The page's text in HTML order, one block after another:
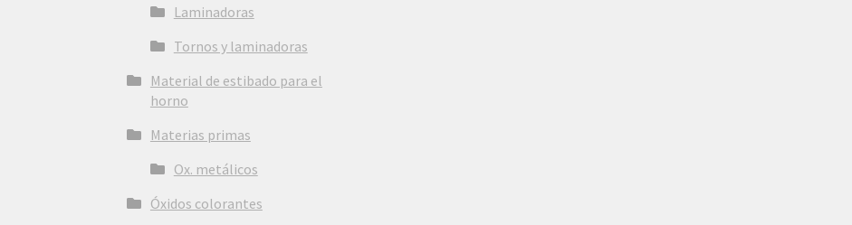
Laminadoras
Tornos y laminadoras
Material de estibado para el
horno
Materias primas
Ox. metálicos
Óxidos colorantes